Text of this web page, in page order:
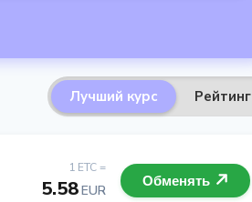
Лучший курс Рейтинг
1 ETC =
5.58EUR
Обменять